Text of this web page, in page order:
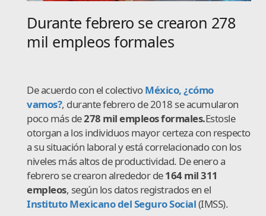
Durante febrero se crearon 278
mil empleos formales
De acuerdo con el colectivoMéxico, ¿cómo
vamos?, durante febrero de 2018 se acumularon
poco más de278 mil empleos formales.Estosle
otorgan a los individuos mayor certeza con respecto
a su situación laboral y está correlacionado con los
niveles más altos de productividad. De enero a
febrero se crearon alrededor de164 mil 311
empleos, según los datos registrados en el
Instituto Mexicano del Seguro Social(IMSS).